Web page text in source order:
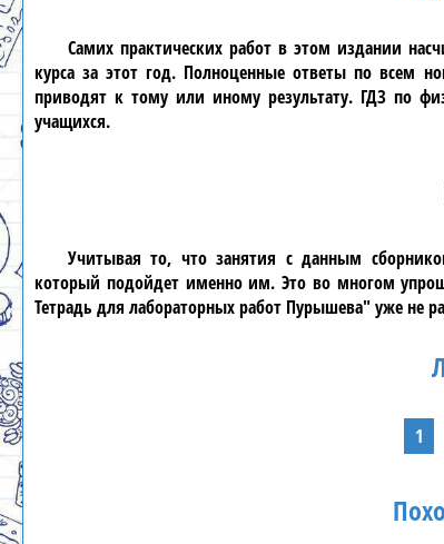
Самих практических работ в этом издании
курса за этот год. Полноценные ответы по всем
приводят к тому или иному результату. ГДЗ по
учащихся.
Учитывая то, что занятия с данным
который подойдет именно им. Это во многом
Тетрадь для лабораторных работ Пурышева"уже не
1